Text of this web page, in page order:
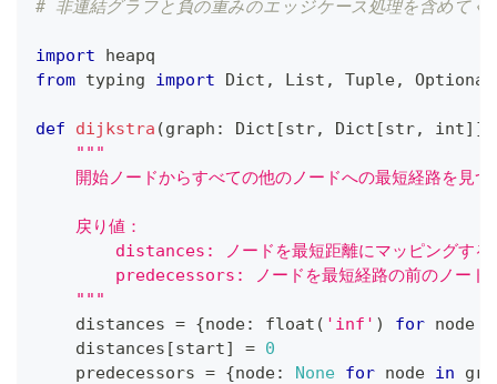
# 非連結グラフと負の重みのエッジケース処理を含めてく
import heapq
from typing import Dict , List , Tuple, Optional
def dijkstra (graph : Dict [str, Dict [str, int] ]
"""
開始ノードからすべての他のノードへの最短経路を見つ
    戻り値：
distances: ノードを最短距離にマッピングする
predecessors: ノードを最短経路の前のノード
    """
    distances
= {node: float ( 'inf' ) for node
    distances
[start] = 0
    predecessors
= {node: None for node in